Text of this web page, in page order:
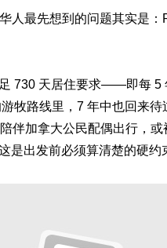
人最先想到的问题其实是
730 天居住要求——即每 5
牧路线里，7 年中也回来待
伴加拿大公民配偶出行，或
出发前必须算清楚的硬约